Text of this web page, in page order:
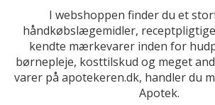
I webshoppen finder du et
håndkøbslægemidler,
kendte mærkevarer inden for
børnepleje, kosttilskud og meget
varer på apotekeren.dk, handler du
Apotek.